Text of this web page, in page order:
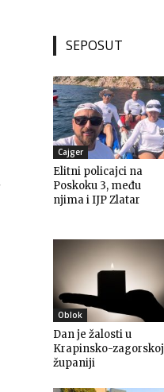
SEPOSUT
Cajger
Elitni policajci na
Poskoku 3, među
njima i IJP Zlatar
Oblok
Dan je žalosti u
Krapinsko-zagorskoj
županiji